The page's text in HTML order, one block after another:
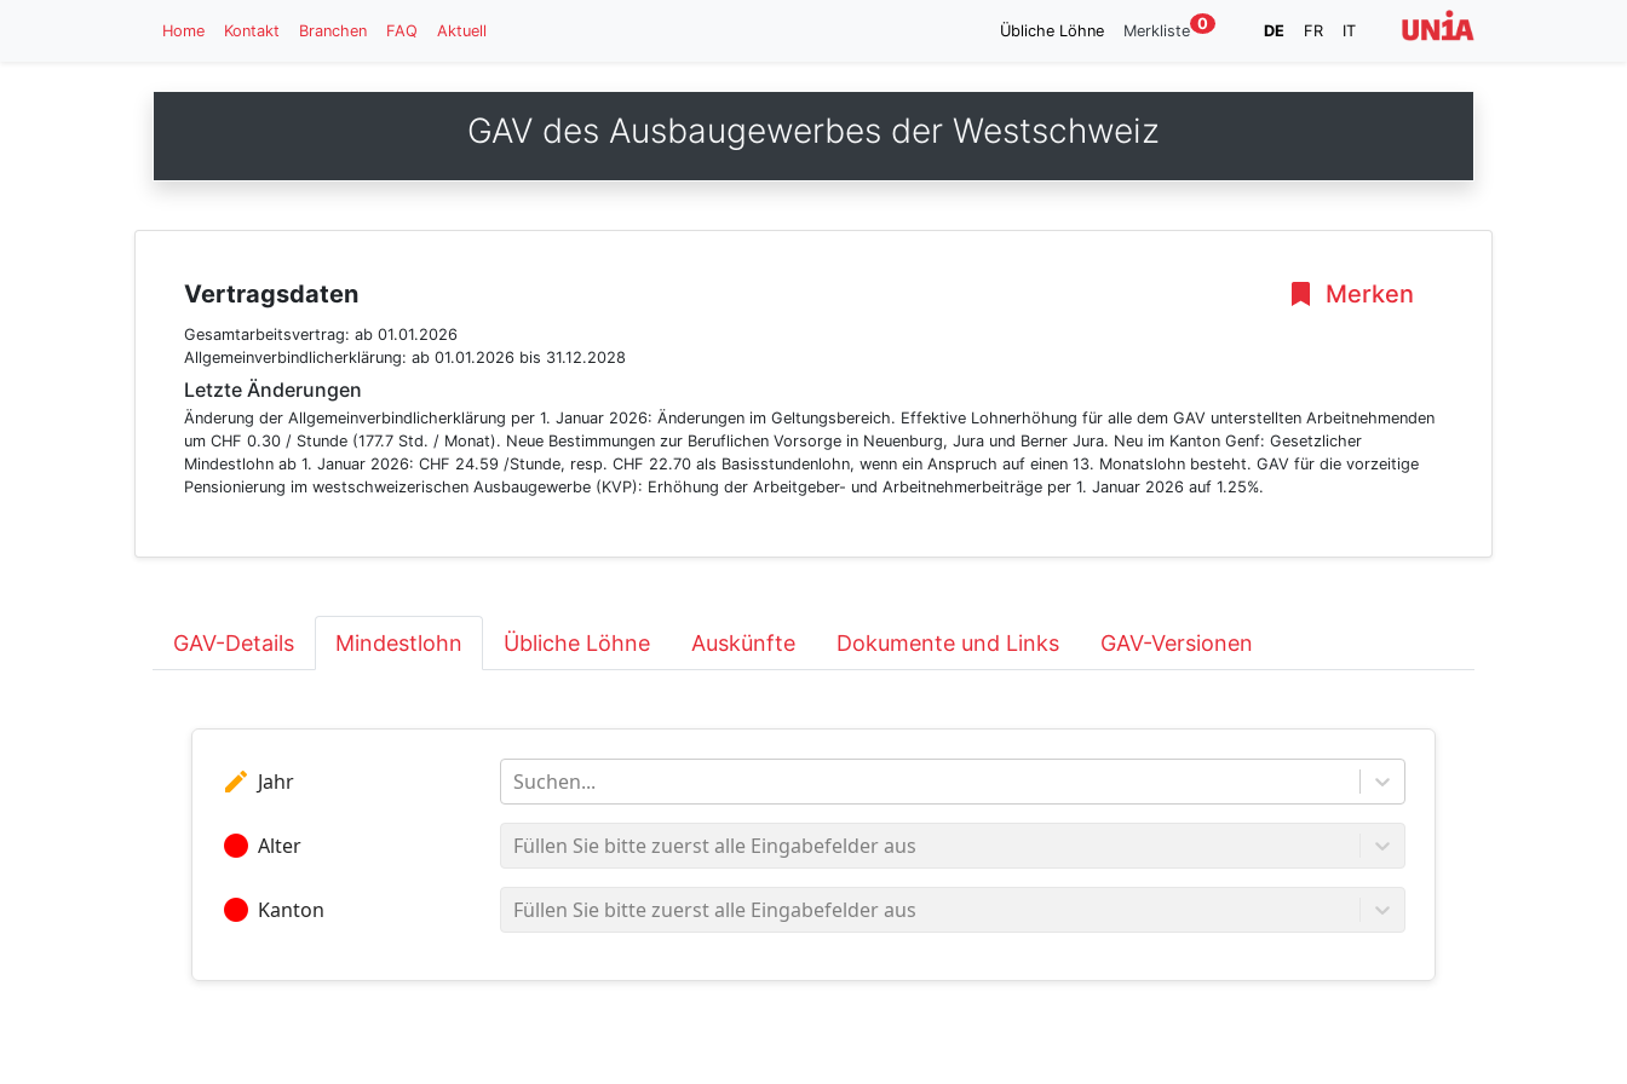
Home Kontakt Branchen FAQ Aktuell Übliche Löhne Merkliste 0 DE FR IT
GAV des Ausbaugewerbes der Westschweiz
Merken
Vertragsdaten
Gesamtarbeitsvertrag: ab 01.01.2026
Allgemeinverbindlicherklärung: ab 01.01.2026 bis 31.12.2028
Letzte Änderungen
Änderung der Allgemeinverbindlicherklärung per 1. Januar 2026: Änderungen im Geltungsbereich. Effektive Lohnerhöhung für alle dem GAV unterstellten Arbeitnehmenden
um CHF 0.30 / Stunde (177.7 Std. / Monat). Neue Bestimmungen zur Beruflichen Vorsorge in Neuenburg, Jura und Berner Jura. Neu im Kanton Genf: Gesetzlicher
Mindestlohn ab 1. Januar 2026: CHF 24.59 /Stunde, resp. CHF 22.70 als Basisstundenlohn, wenn ein Anspruch auf einen 13. Monatslohn besteht. GAV für die vorzeitige
Pensionierung im westschweizerischen Ausbaugewerbe (KVP): Erhöhung der Arbeitgeber- und Arbeitnehmerbeiträge per 1. Januar 2026 auf 1.25%.
GAV-Details Mindestlohn Übliche Löhne Auskünfte Dokumente und Links GAV-Versionen
edit Jahr Suchen...
circle Alter Füllen Sie bitte zuerst alle Eingabefelder aus
circle Kanton Füllen Sie bitte zuerst alle Eingabefelder aus